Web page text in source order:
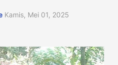
Kamis, Mei 01, 2025